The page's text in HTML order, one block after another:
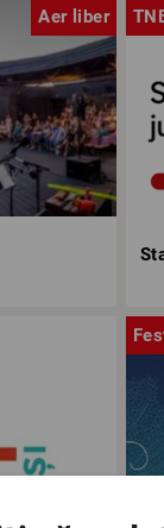
Aer liber